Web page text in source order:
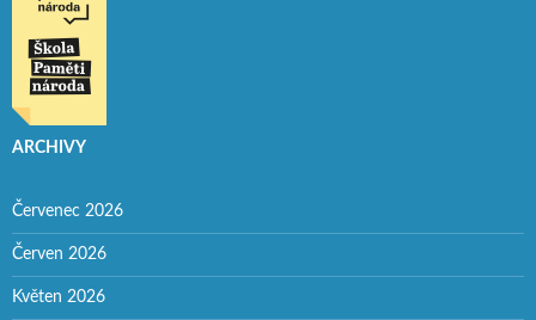
ARCHIVY
Červenec 2026
Červen 2026
Květen 2026